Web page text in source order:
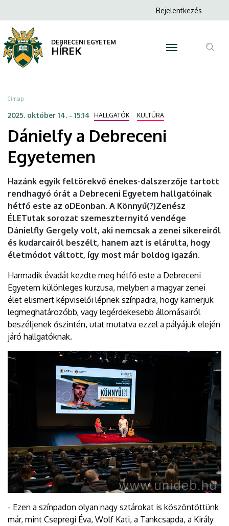
Debreceni
Egyetemen
DEBRECENI
EGYETEM
a
tartalomra
Anonim
menüje
Bejelentkezés
DEBRECENI EGYETEM
HÍREK
Morzsa
Címlap
2025. október 14. - 15:14 HALLGATÓK KULTÚRA
Dánielfy a Debreceni
Egyetemen
Hazánk egyik feltörekvő énekes-dalszerzője tartott
rendhagyó órát a Debreceni Egyetem hallgatóinak
hétfő este az oDEonban. A Könnyű(?)Zenész
ÉLETutak sorozat szemeszternyitó vendége
Dánielfly Gergely volt, aki nemcsak a zenei sikereiről
és kudarcairól beszélt, hanem azt is elárulta, hogy
életmódot váltott, így most már boldog igazán.
Harmadik évadát kezdte meg hétfő este a Debreceni
Egyetem különleges kurzusa, melyben a magyar zenei
élet elismert képviselői lépnek színpadra, hogy karrierjük
legmeghatározóbb, vagy legérdekesebb állomásairól
beszéljenek őszintén, utat mutatva ezzel a pályájuk elején
járó hallgatóknak.
- Ezen a színpadon olyan nagy sztárokat is köszöntöttünk
már, mint Csepregi Éva, Wolf Kati, a Tankcsapda, a Király